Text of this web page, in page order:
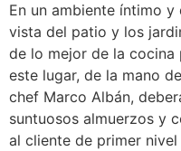
En un ambiente íntimo
vista del patio y los
de lo mejor de la cocina
este lugar, de la mano
chef Marco Albán,
suntuosos almuerzos y
al cliente de primer